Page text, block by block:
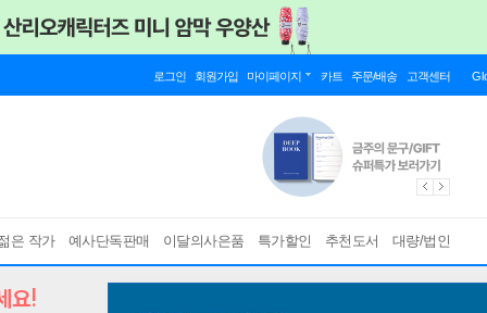
로그인 회원가입 마이페이지 카트 주문/배송 고객센터
은 작가 예사단독판매 이달의사은품 특가할인 추천도서 대량/법인
요!